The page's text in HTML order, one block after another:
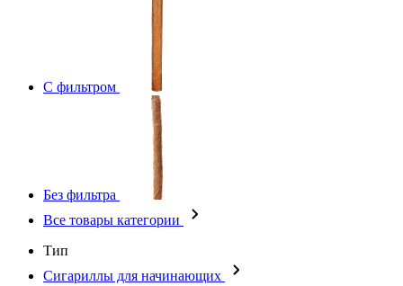
С фильтром
Без фильтра
Все товары категории
Тип
Сигариллы для начинающих